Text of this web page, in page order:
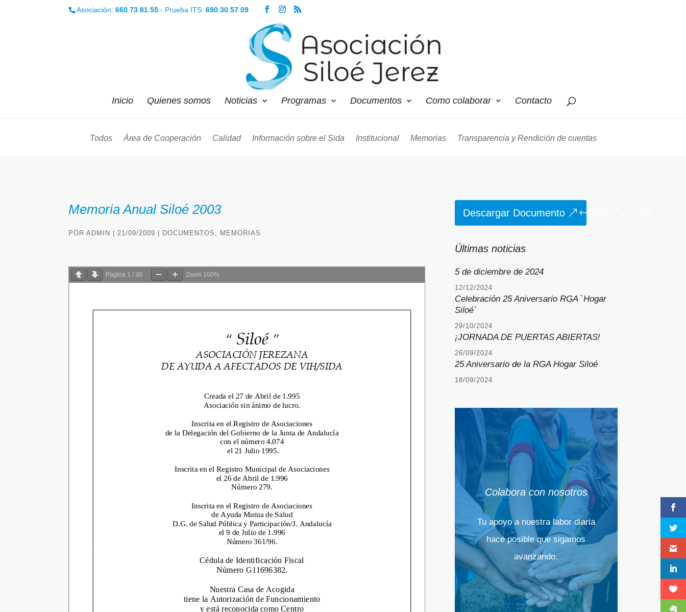
Asociación:660 73 81 55 - Prueba ITS:690 30 57 09
Inicio Quienes somos Noticias Programas Documentos Como colaborar Contacto
Todos Área de Cooperación Calidad Información sobre el Sida Institucional Memorias Transparencia y Rendición de cuentas
Memoria Anual Siloé 2003
PORADMIN |21/09/2009 DOCUMENTOS , MEMORIAS
Página 1 /30 Zoom 100%
Descargar Documento
Últimas noticias
5 de diciembre de 2024
12/12/2024
Celebración 25 Aniversario RGA `Hogar
Siloé´
29/10/2024
¡JORNADA DE PUERTAS ABIERTAS!
26/09/2024
25 Aniversario de la RGA Hogar Siloé
18/09/2024
Colabora con nosotros
Tu apoyo a nuestra labor diaria
hace posible que sigamos
avanzando.